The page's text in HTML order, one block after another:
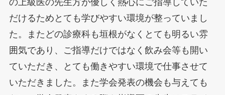
の上級医の先生方が優しく熱心にご指導していた
だけるためとても学びやすい環境が整っていまし
た。またどの診療科も垣根がなくとても明るい雰
囲気であり、ご指導だけではなく飲み会等も開い
ていただき、とても働きやすい環境で仕事させて
いただきました。また学会発表の機会も与えても